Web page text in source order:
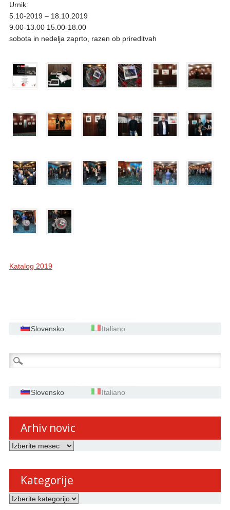
Urnik:
5.10-2019 – 18.10.2019
9.00-13.00 15.00-18.00
sobota in nedelja zaprto, razen ob prireditvah
Katalog 2019
Slovensko Italiano
Išči:
Slovensko Italiano
Arhiv novic
Arhiv
Kategorije
Kategorije